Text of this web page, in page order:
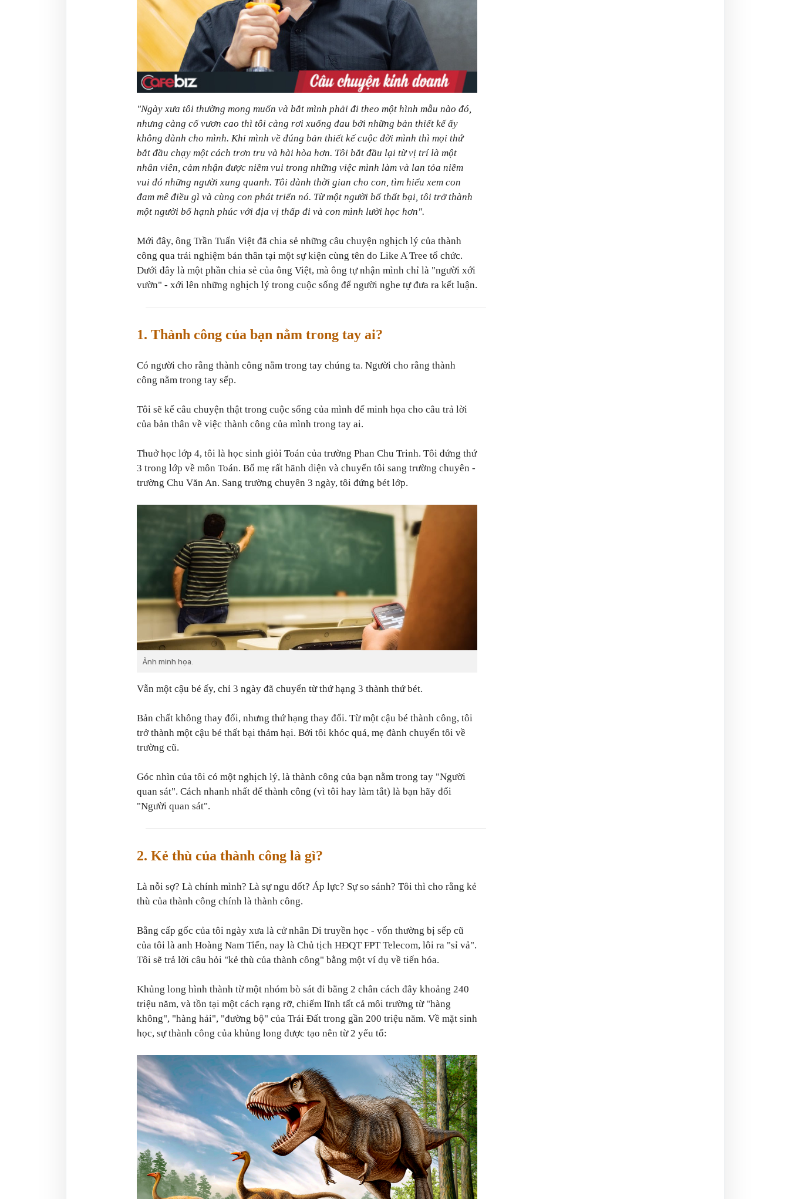
"Ngày xưa tôi thường mong muốn và bắt mình phải đi theo một hình mẫu nào đó,
nhưng càng cố vươn cao thì tôi càng rơi xuống đau bởi những bản thiết kế ấy
không dành cho mình. Khi mình về đúng bản thiết kế cuộc đời mình thì mọi thứ
bắt đầu chạy một cách trơn tru và hài hòa hơn. Tôi bắt đầu lại từ vị trí là một
nhân viên, cảm nhận được niềm vui trong những việc mình làm và lan tỏa niềm
vui đó những người xung quanh. Tôi dành thời gian cho con, tìm hiểu xem con
đam mê điều gì và cùng con phát triển nó. Từ một người bố thất bại, tôi trở thành
một người bố hạnh phúc với địa vị thấp đi và con mình lười học hơn".
Mới đây, ông Trần Tuấn Việt đã chia sẻ những câu chuyện nghịch lý của thành
công qua trải nghiệm bản thân tại một sự kiện cùng tên do Like A Tree tổ chức.
Dưới đây là một phần chia sẻ của ông Việt, mà ông tự nhận mình chỉ là "người xới
vườn" - xới lên những nghịch lý trong cuộc sống để người nghe tự đưa ra kết luận.
1. Thành công của bạn nằm trong tay ai?
Có người cho rằng thành công nằm trong tay chúng ta. Người cho rằng thành
công nằm trong tay sếp.
Tôi sẽ kể câu chuyện thật trong cuộc sống của mình để minh họa cho câu trả lời
của bản thân về việc thành công của mình trong tay ai.
Thuở học lớp 4, tôi là học sinh giỏi Toán của trường Phan Chu Trinh. Tôi đứng thứ
3 trong lớp về môn Toán. Bố mẹ rất hãnh diện và chuyển tôi sang trường chuyên -
trường Chu Văn An. Sang trường chuyên 3 ngày, tôi đứng bét lớp.
Ảnh minh họa.
Vẫn một cậu bé ấy, chỉ 3 ngày đã chuyển từ thứ hạng 3 thành thứ bét.
Bản chất không thay đổi, nhưng thứ hạng thay đổi. Từ một cậu bé thành công, tôi
trở thành một cậu bé thất bại thảm hại. Bởi tôi khóc quá, mẹ đành chuyển tôi về
trường cũ.
Góc nhìn của tôi có một nghịch lý, là thành công của bạn nằm trong tay "Người
quan sát". Cách nhanh nhất để thành công (vì tôi hay làm tắt) là bạn hãy đổi
"Người quan sát".
2. Kẻ thù của thành công là gì?
Là nỗi sợ? Là chính mình? Là sự ngu dốt? Áp lực? Sự so sánh? Tôi thì cho rằng kẻ
thù của thành công chính là thành công.
Bằng cấp gốc của tôi ngày xưa là cử nhân Di truyền học - vốn thường bị sếp cũ
của tôi là anh Hoàng Nam Tiến, nay là Chủ tịch HĐQT FPT Telecom, lôi ra "sỉ vả".
Tôi sẽ trả lời câu hỏi "kẻ thù của thành công" bằng một ví dụ về tiến hóa.
Khủng long hình thành từ một nhóm bò sát đi bằng 2 chân cách đây khoảng 240
triệu năm, và tồn tại một cách rạng rỡ, chiếm lĩnh tất cả môi trường từ "hàng
không", "hàng hải", "đường bộ" của Trái Đất trong gần 200 triệu năm. Về mặt sinh
học, sự thành công của khủng long được tạo nên từ 2 yếu tố: